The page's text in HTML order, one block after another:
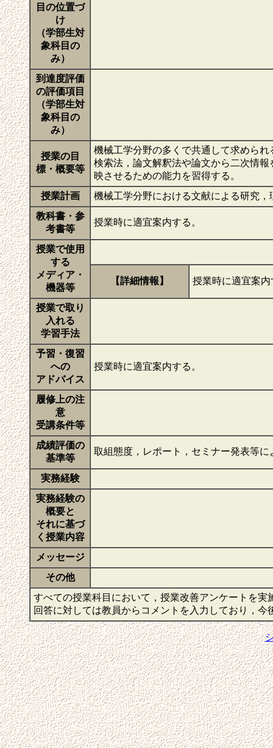
目の位置づ
け
（学部生対
象科目の
み）
到達度評価
の評価項目
（学部生対
象科目の
み）
授業の目
標・概要等
機械工学分野の多くで共通して求めら
検索法，論文解釈法や論文から二次情
映させるための能力を習得する。
授業計画
機械工学分野における文献による研究
教科書・参
考書等
授業時に適宜案内する。
授業で使用
する
メディア・
機器等
【詳細情報】 授業時に適宜案
授業で取り
入れる
学習手法
予習・復習
への
アドバイス
授業時に適宜案内する。
履修上の注
意
受講条件等
成績評価の
基準等
取組態度，レポート，セミナー発表等
実務経験
実務経験の
概要と
それに基づ
く授業内容
メッセージ
その他
すべての授業科目において，授業改善アンケートを
回答に対しては教員からコメントを入力しており，